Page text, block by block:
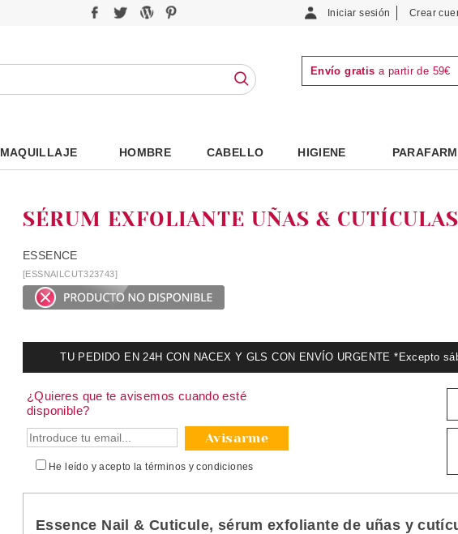
Iniciar sesión Crear
Envío gratis a partir de 59€
MAQUILLAJE HOMBRE CABELLO HIGIENE
SÉRUM EXFOLIANTE UÑAS & CUTÍCULAS
ESSENCE
[ESSNAILCUT323743]
TU PEDIDO EN 24H CON NACEX Y GLS CON ENVÍO URGENTE *Excepto
¿Quieres que te avisemos cuando esté
disponible?
Avisarme
He leído y acepto latérminos y condiciones
Essence Nail & Cuticule, sérum exfoliante de uñas y